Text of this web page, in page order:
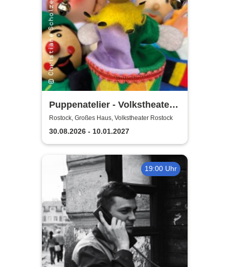
Puppenatelier - Volkstheater
Rostock
Rostock, Großes Haus, Volkstheater Rostock
30.08.2026 - 10.01.2027
19:00 Uhr